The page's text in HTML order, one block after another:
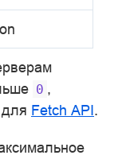
0 ,
Fetch API.